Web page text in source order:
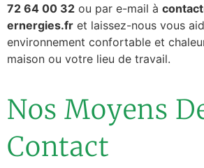
72 64 00 32 ou par e-mail à
ernergies.fr et laissez-nous vous
environnement confortable et
maison ou votre lieu de travail.
Nos Moyens
Contact